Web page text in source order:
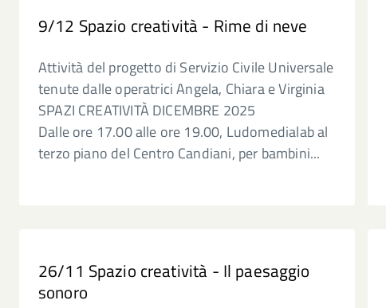
9/12 Spazio creatività - Rime di neve
Attività del progetto di Servizio Civile Universale
tenute dalle operatrici Angela, Chiara e Virginia
SPAZI CREATIVITÀ DICEMBRE 2025
Dalle ore 17.00 alle ore 19.00, Ludomedialab al
terzo piano del Centro Candiani, per bambini...
26/11 Spazio creatività - Il paesaggio
sonoro